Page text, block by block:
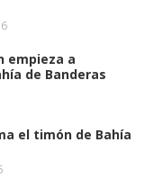
empieza a
de Banderas
el timón de Bahía